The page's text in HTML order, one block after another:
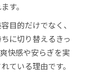
利用法
ほぐれる理由
最大限に得るコ
かりやすく解説
す。
目的だけでなく、
に切り替えるきっ
快感や安らぎを実
ている理由です。